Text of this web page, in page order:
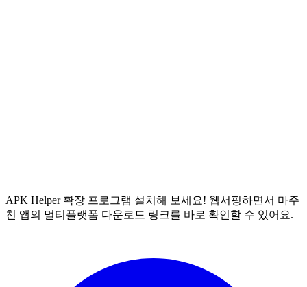
APK Helper 확장 프로그램 설치해 보세요! 웹서핑하면서 마주
친 앱의 멀티플랫폼 다운로드 링크를 바로 확인할 수 있어요.